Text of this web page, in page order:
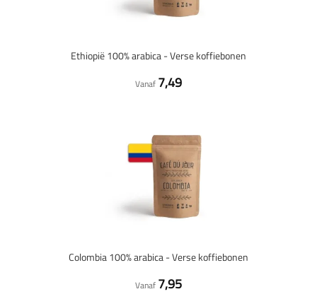
Ethiopië 100% arabica - Verse koffiebonen
Vanaf 7,49
Colombia 100% arabica - Verse koffiebonen
Vanaf 7,95